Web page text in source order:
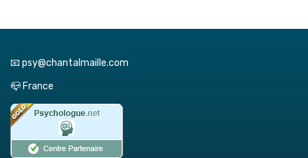
📧 psy@chantalmaille.com
📪 France